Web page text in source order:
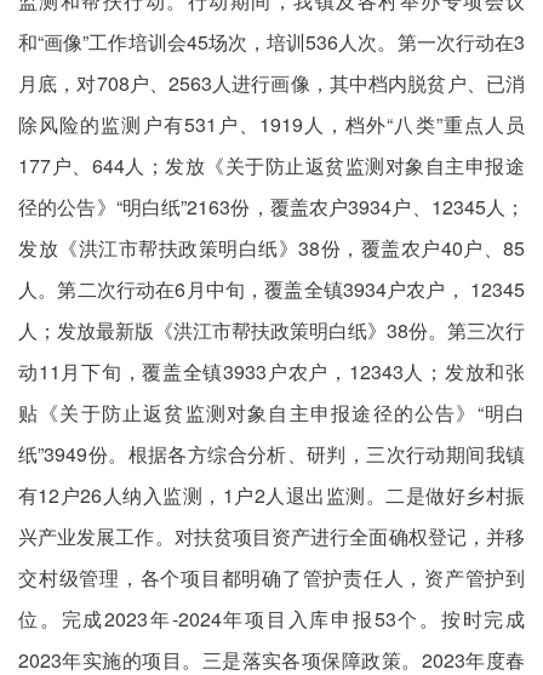
和“画像”工作培训会45场次，培训536人次。第一次行动在3
月底，对708户、2563人进行画像，其中档内脱贫户、已消
除风险的监测户有531户、1919人，档外“八类”重点人员
177户、644人；发放《关于防止返贫监测对象自主申报途
径的公告》“明白纸”2163份，覆盖农户3934户、12345人；
发放《洪江市帮扶政策明白纸》38份，覆盖农户40户、85
人。第二次行动在6月中旬，覆盖全镇3934户农户， 12345
人；发放最新版《洪江市帮扶政策明白纸》38份。第三次行
动11月下旬，覆盖全镇3933户农户，12343人；发放和张
贴《关于防止返贫监测对象自主申报途径的公告》“明白
纸”3949份。根据各方综合分析、研判，三次行动期间我镇
有12户26人纳入监测，1户2人退出监测。二是做好乡村振
兴产业发展工作。对扶贫项目资产进行全面确权登记，并移
交村级管理，各个项目都明确了管护责任人，资产管护到
位。完成2023年-2024年项目入库申报53个。按时完成
2023年实施的项目。三是落实各项保障政策。2023年度春